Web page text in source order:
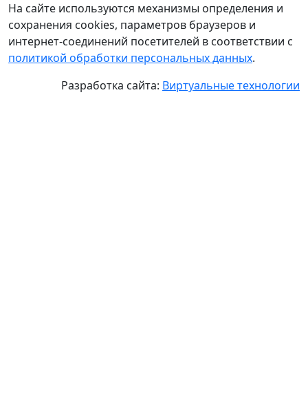
На сайте используются механизмы определения и
сохранения cookies, параметров браузеров и
интернет-соединений посетителей в соответствии с
политикой обработки персональных данных.
Разработка сайта: Виртуальные технологии